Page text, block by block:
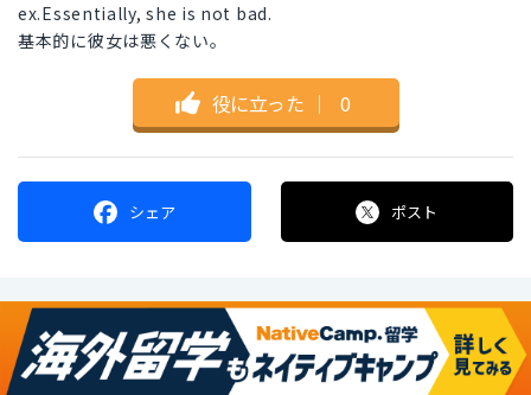
ex.Essentially, she is not bad.
基本的に彼女は悪くない。
役に立った ｜ 0
シェア ポスト